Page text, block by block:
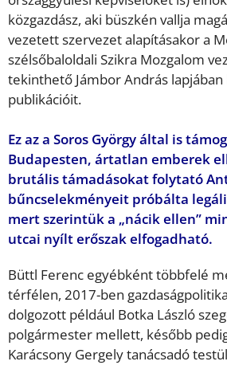
közgazdász, aki büszkén vallja
vezetett szervezet alapításakor a
szélsőbaloldali Szikra Mozgalom
tekinthető Jámbor András lapjában
publikációit.
Ez az a Soros György által is
Budapesten, ártatlan emberek
brutális támadásokat folytató
bűncselekményeit próbálta
mert szerintük a „nácik ellen”
utcai nyílt erőszak elfogadható.
Büttl Ferenc egyébként többfelé
térfélen, 2017-ben
dolgozott például Botka László
polgármester mellett, később
Karácsony Gergely tanácsadó